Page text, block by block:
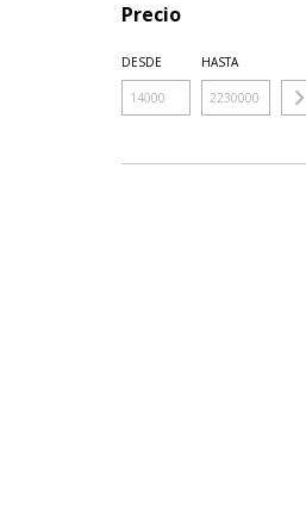
Precio
DESDE HASTA